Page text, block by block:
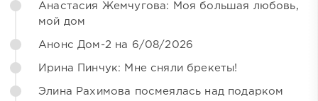
Анастасия Жемчугова: Моя большая любовь,
мой дом
Анонс Дом-2 на 6/08/2026
Ирина Пинчук: Мне сняли брекеты!
Элина Рахимова посмеялась над подарком